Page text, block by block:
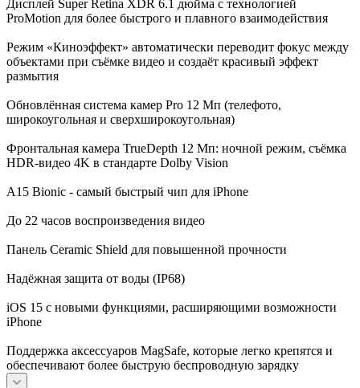
Дисплей Super Retina XDR 6.1 дюйма с технологией
ProMotion для более быстрого и плавного взаимодействия
Режим «Киноэффект» автоматически переводит фокус между
объектами при съёмке видео и создаёт красивый эффект
размытия
Обновлённая система камер Pro 12 Мп (телефото,
широкоугольная и сверхширокоугольная)
Фронтальная камера TrueDepth 12 Мп: ночной режим, съёмка
HDR-видео 4K в стандарте Dolby Vision
A15 Bionic - самый быстрый чип для iPhone
До 22 часов воспроизведения видео
Панель Ceramic Shield для повышенной прочности
Надёжная защита от воды (IP68)
iOS 15 с новыми функциями, расширяющими возможности
iPhone
Поддержка аксессуаров MagSafe, которые легко крепятся и
обеспечивают более быструю беспроводную зарядку